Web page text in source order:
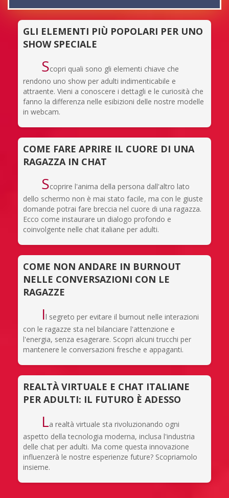
GLI ELEMENTI PIÙ POPOLARI PER UNO
SHOW SPECIALE
Scopri quali sono gli elementi chiave che
rendono uno show per adulti indimenticabile e
attraente. Vieni a conoscere i dettagli e le curiosità che
fanno la differenza nelle esibizioni delle nostre modelle
in webcam.
COME FARE APRIRE IL CUORE DI UNA
RAGAZZA IN CHAT
Scoprire l'anima della persona dall'altro lato
dello schermo non è mai stato facile, ma con le giuste
domande potrai fare breccia nel cuore di una ragazza.
Ecco come instaurare un dialogo profondo e
coinvolgente nelle chat italiane per adulti.
COME NON ANDARE IN BURNOUT
NELLE CONVERSAZIONI CON LE
RAGAZZE
Il segreto per evitare il burnout nelle interazioni
con le ragazze sta nel bilanciare l'attenzione e
l'energia, senza esagerare. Scopri alcuni trucchi per
mantenere le conversazioni fresche e appaganti.
REALTÀ VIRTUALE E CHAT ITALIANE
PER ADULTI: IL FUTURO È ADESSO
La realtà virtuale sta rivoluzionando ogni
aspetto della tecnologia moderna, inclusa l'industria
delle chat per adulti. Ma come questa innovazione
influenzerà le nostre esperienze future? Scopriamolo
insieme.